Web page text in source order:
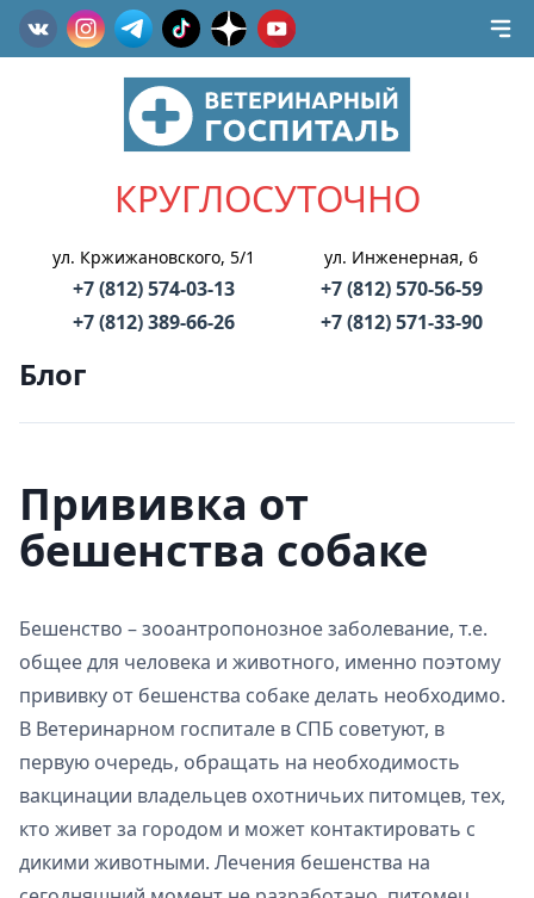
КРУГЛОСУТОЧНО
ул. Кржижановского, 5/1
+7 (812) 574-03-13
+7 (812) 389-66-26
ул. Инженерная, 6
+7 (812) 570-56-59
+7 (812) 571-33-90
Блог
Прививка от
бешенства собаке
Бешенство – зооантропонозное заболевание, т.е.
общее для человека и животного, именно поэтому
прививку от бешенства собаке делать необходимо.
В Ветеринарном госпитале в СПБ советуют, в
первую очередь, обращать на необходимость
вакцинации владельцев охотничьих питомцев, тех,
кто живет за городом и может контактировать с
дикими животными. Лечения бешенства на